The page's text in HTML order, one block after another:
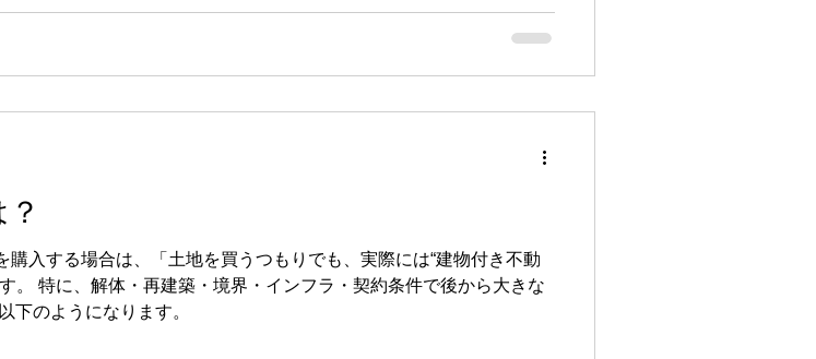
入する場合は、「土地を買うつもりでも、実際には“建物付き不動
。 特に、解体・再建築・境界・インフラ・契約条件で後から大きな
下のようになります。